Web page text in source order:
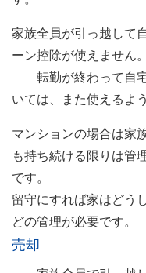
家族全員が引っ越して
ーン控除が使えません。
転勤が終わって自宅
いては、また使えるよ
マンションの場合は家
も持ち続ける限りは管
です。
留守にすれば家はどう
どの管理が必要です。
売却